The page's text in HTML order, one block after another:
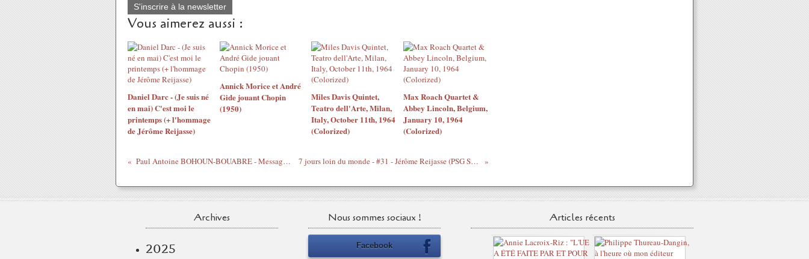
S'inscrire à la newsletter
Vous aimerez aussi :
Daniel Darc - (Je suis né
en mai) C'est moi le
printemps (+ l'hommage
de Jérôme Reijasse)
Annick Morice et André
Gide jouant Chopin
(1950)
Miles Davis Quintet,
Teatro dell'Arte, Milan,
Italy, October 11th, 1964
(Colorized)
Max Roach Quartet &
Abbey Lincoln, Belgium,
January 10, 1964
(Colorized)
Paul Antoine BOHOUN-BOUABRE - Message de Condoléances du Président Laurent GBAGBO 7 jours loin du monde - #31 - Jérôme Reijasse (PSG SDF, Free, Leonardo, Gavalda, Patrick Besson et Will Ferrel)
Archives
2025
Nous sommes sociaux !
Facebook
Articles récents